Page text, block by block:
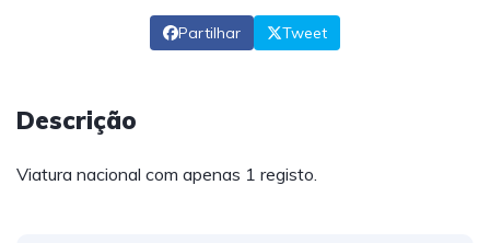
Partilhar Tweet
Descrição
Viatura nacional com apenas 1 registo.